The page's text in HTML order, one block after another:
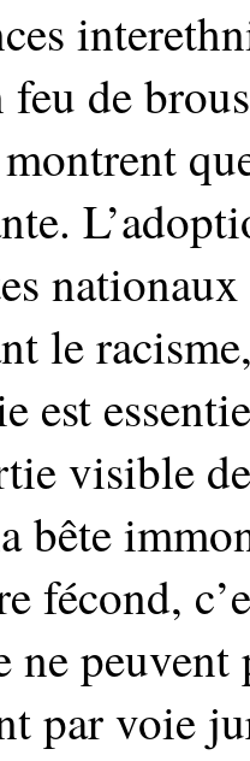
de
le
est
visible
bête
fécond,
ne peuvent
par voie